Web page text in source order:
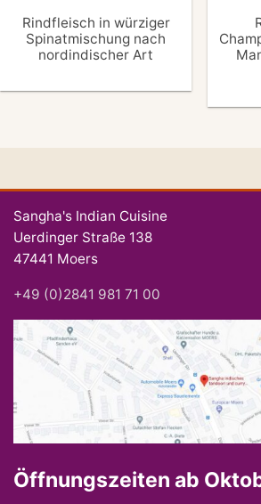
Rindfleisch in würziger
Spinatmischung nach
nordindischer Art
Sangha's Indian Cuisine
Uerdinger Straße 138
47441 Moers
+49 (0)2841 981 71 00
Öffnungszeiten ab